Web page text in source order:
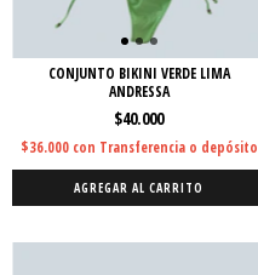
CONJUNTO BIKINI VERDE LIMA
ANDRESSA
$40.000
$36.000 con Transferencia o depósito
AGREGAR AL CARRITO